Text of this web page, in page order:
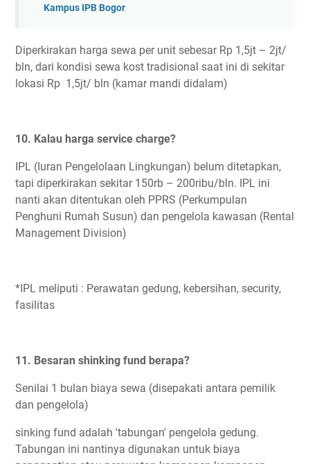
Kampus IPB Bogor
Diperkirakan harga sewa per unit sebesar Rp 1,5jt – 2jt/
bln, dari kondisi sewa kost tradisional saat ini di sekitar
lokasi Rp 1,5jt/ bln (kamar mandi didalam)
10. Kalau harga service charge?
IPL (Iuran Pengelolaan Lingkungan) belum ditetapkan,
tapi diperkirakan sekitar 150rb – 200ribu/bln. IPL ini
nanti akan ditentukan oleh PPRS (Perkumpulan
Penghuni Rumah Susun) dan pengelola kawasan (Rental
Management Division)
*IPL meliputi : Perawatan gedung, kebersihan, security,
fasilitas
11. Besaran shinking fund berapa?
Senilai 1 bulan biaya sewa (disepakati antara pemilik
dan pengelola)
sinking fund adalah 'tabungan' pengelola gedung.
Tabungan ini nantinya digunakan untuk biaya